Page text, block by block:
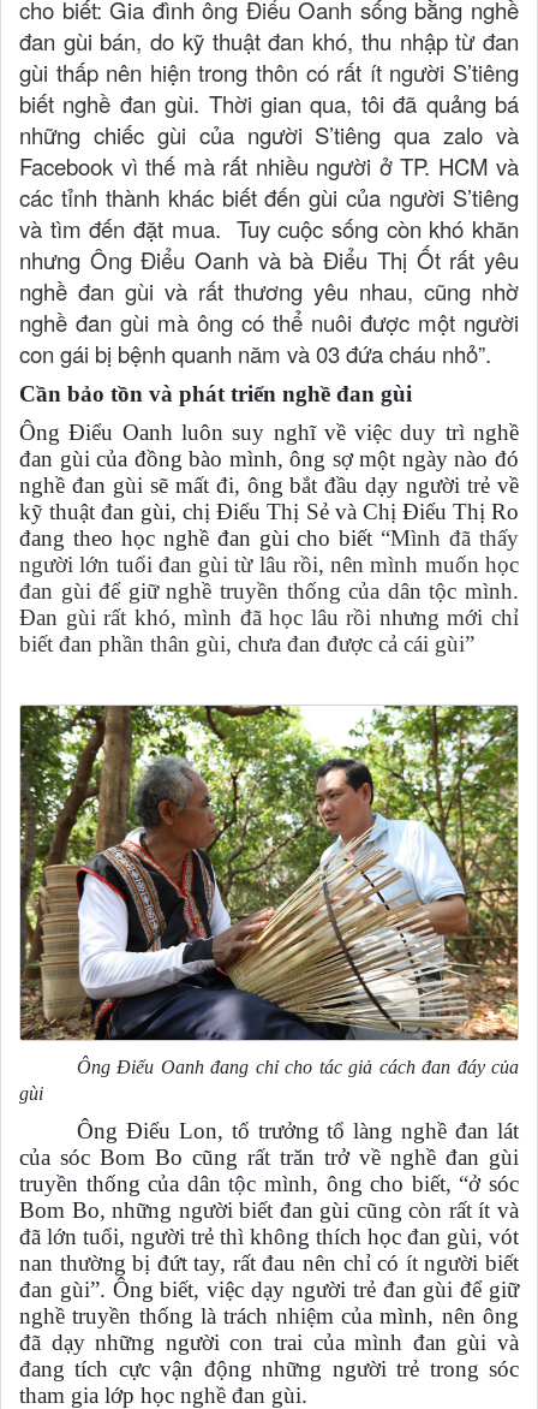
cho biết: Gia đình ông Điểu Oanh sống bằng nghề
đan gùi bán, do kỹ thuật đan khó, thu nhập từ đan
gùi thấp nên hiện trong thôn có rất ít người S’tiêng
biết nghề đan gùi. Thời gian qua, tôi đã quảng bá
những chiếc gùi của người S’tiêng qua zalo và
Facebook vì thế mà rất nhiều người ở TP. HCM và
các tỉnh thành khác biết đến gùi của người S’tiêng
và tìm đến đặt mua. Tuy cuộc sống còn khó khăn
nhưng Ông Điểu Oanh và bà Điểu Thị Ốt rất yêu
nghề đan gùi và rất thương yêu nhau, cũng nhờ
nghề đan gùi mà ông có thể nuôi được một người
con gái bị bệnh quanh năm và 03 đứa cháu nhỏ”.
Cần bảo tồn và phát triển nghề đan gùi
Ông Điểu Oanh luôn suy nghĩ về việc duy trì nghề
đan gùi của đồng bào mình, ông sợ một ngày nào đó
nghề đan gùi sẽ mất đi, ông bắt đầu dạy người trẻ về
kỹ thuật đan gùi, chị Điểu Thị Sẻ và Chị Điểu Thị Ro
đang theo học nghề đan gùi cho biết “Mình đã thấy
người lớn tuổi đan gùi từ lâu rồi, nên mình muốn học
đan gùi để giữ nghề truyền thống của dân tộc mình.
Đan gùi rất khó, mình đã học lâu rồi nhưng mới chỉ
biết đan phần thân gùi, chưa đan được cả cái gùi”
Ông Điểu Oanh đang chỉ cho tác giả cách đan đáy của
gùi
Ông Điểu Lon, tổ trưởng tổ làng nghề đan lát
của sóc Bom Bo cũng rất trăn trở về nghề đan gùi
truyền thống của dân tộc mình, ông cho biết, “ở sóc
Bom Bo, những người biết đan gùi cũng còn rất ít và
đã lớn tuổi, người trẻ thì không thích học đan gùi, vót
nan thường bị đứt tay, rất đau nên chỉ có ít người biết
đan gùi”. Ông biết, việc dạy người trẻ đan gùi để giữ
nghề truyền thống là trách nhiệm của mình, nên ông
đã dạy những người con trai của mình đan gùi và
đang tích cực vận động những người trẻ trong sóc
tham gia lớp học nghề đan gùi.